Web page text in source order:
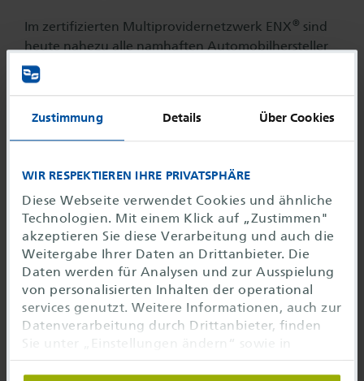
Zustimmung Details Über Cookies
WIR RESPEKTIEREN IHRE PRIVATSPHÄRE
Diese Webseite verwendet Cookies und ähnliche
Technologien. Mit einem Klick auf „Zustimmen"
akzeptieren Sie diese Verarbeitung und auch die
Weitergabe Ihrer Daten an Drittanbieter. Die
Daten werden für Analysen und zur Ausspielung
von personalisierten Inhalten der operational
services genutzt. Weitere Informationen, auch zur
Datenverarbeitung durch Drittanbieter, finden
Sie unter „Einstellungen ändern“ sowie in
unserenDatenschutzhinweisen. Sie können die
Im zertifizierten Multiprovidernetzwerk ENX® sind
heute nahezu alle namhaften Automobilhersteller
und Zulieferer sowie auch Unternehmen anderer
Branchen vertreten. Die ENX
wie CAD-Applikationen, Programme zur
Datenübertragung sowie multimediale Dienste und
Tarifierung vollständige Kostentransparenz.
Als Vertriebspartner derT-Systems
International GmbHstellen wir
standardisierte Anbindungen an das
zertifizierte Multiprovidernetzwerk ENX
zur Verfügung. Die Bereitstellung ist auf
Deutschland beschränkt.